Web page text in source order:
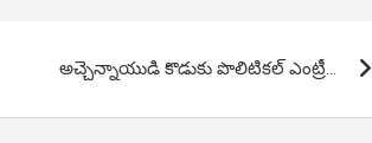
అచ్చెన్నాయుడి కొడుకు పొలిటికల్ ఎంట్రీ…